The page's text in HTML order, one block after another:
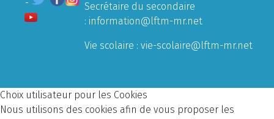
Secrétaire du secondaire
: information@lftm-mr.net
Vie scolaire : vie-scolaire@lftm-mr.net
Choix utilisateur pour les Cookies
Nous utilisons des cookies afin de vous proposer les